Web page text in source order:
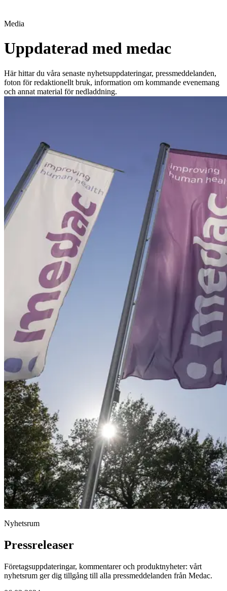
Media
Uppdaterad med medac
Här hittar du våra senaste nyhetsuppdateringar, pressmeddelanden,
foton för redaktionellt bruk, information om kommande evenemang
och annat material för nedladdning.
Nyhetsrum
Pressreleaser
Företagsuppdateringar, kommentarer och produktnyheter: vårt
nyhetsrum ger dig tillgång till alla pressmeddelanden från Medac.